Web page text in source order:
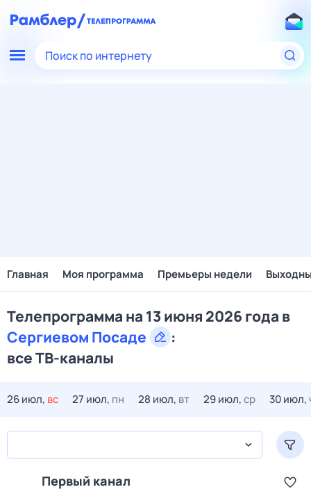
Поиск по интернету
Главная Моя программа Премьеры недели
Телепрограмма на 13 июня 2026 года в
Сергиевом Посаде
:
все ТВ-каналы
26 июл, вс 27 июл, пн 28 июл, вт 29 июл,ср 30 июл,
Первый канал